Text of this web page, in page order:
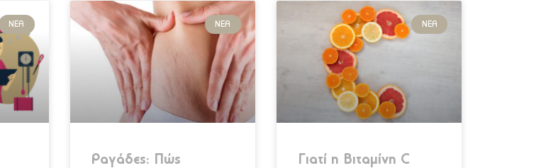
ΝΈΑ ΝΈΑ
Ραγάδες: Πώς
ΝΈΑ
Γιατί η Βιταμίνη C